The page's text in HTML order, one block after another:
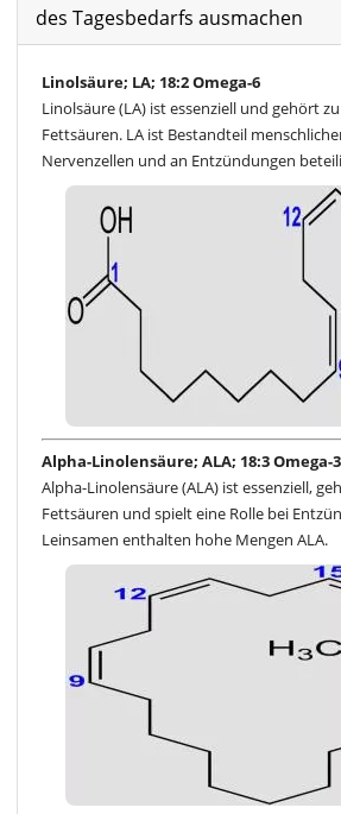
des Tagesbedarfs ausmachen
Linolsäure; LA; 18:2 Omega-6
Linolsäure (LA) ist essenziell und gehört
Fettsäuren. LA ist Bestandteil
Nervenzellen und an Entzündungen
Alpha-Linolensäure; ALA; 18:3 Omega-3
Alpha-Linolensäure (ALA) ist essenziell,
Fettsäuren und spielt eine Rolle bei
Leinsamen enthalten hohe Mengen ALA.